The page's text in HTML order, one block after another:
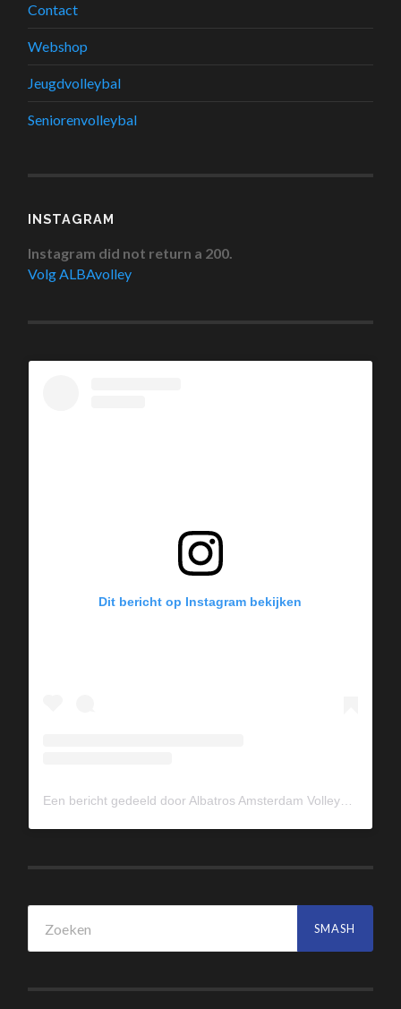
Contact
Webshop
Jeugdvolleybal
Seniorenvolleybal
INSTAGRAM
Instagram did not return a 200.
Volg ALBAvolley
Dit bericht op Instagram bekijken
Een bericht gedeeld door Albatros Amsterdam Volleybal (@albavolley)